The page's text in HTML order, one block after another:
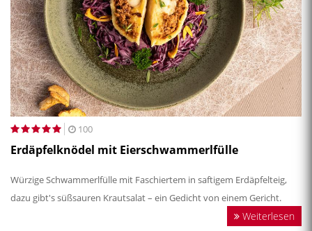
100
Erdäpfelknödel mit Eierschwammerlfülle
Würzige Schwammerlfülle mit Faschiertem in saftigem Erdäpfelteig,
dazu gibt's süßsauren Krautsalat – ein Gedicht von einem Gericht.
Weiterlesen